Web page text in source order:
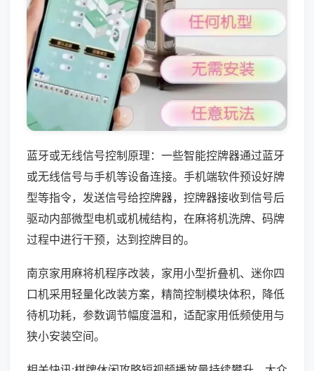
蓝牙或无线信号控制原理：一些智能控牌器通过蓝牙
或无线信号与手机等设备连接。手机端软件预设好牌
型等指令，发送信号给控牌器，控牌器接收到信号后
驱动内部微型电机或机械结构，在麻将机洗牌、码牌
过程中进行干预，达到控牌目的。
南京家用麻将机程序改装，家用小型折叠机、迷你四
口机采用轻量化改装方案，精简控制模块体积，降低
待机功耗，参数调节幅度温和，适配家用低频使用与
狭小安装空间。